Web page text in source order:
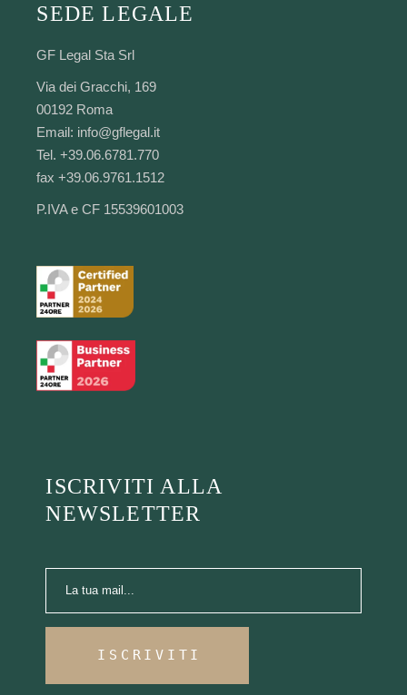
SEDE LEGALE
GF Legal Sta Srl
Via dei Gracchi, 169
00192 Roma
Email: info@gflegal.it
Tel. +39.06.6781.770
fax +39.06.9761.1512
P.IVA e CF 15539601003
ISCRIVITI ALLA
NEWSLETTER
ISCRIVITI